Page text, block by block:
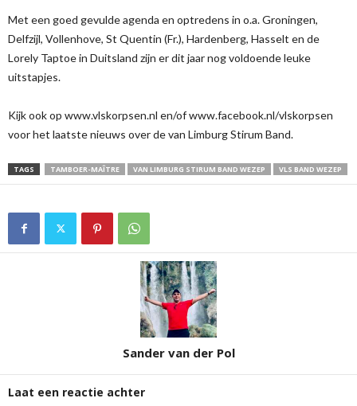
Met een goed gevulde agenda en optredens in o.a. Groningen,
Delfzijl, Vollenhove, St Quentin (Fr.), Hardenberg, Hasselt en de
Lorely Taptoe in Duitsland zijn er dit jaar nog voldoende leuke
uitstapjes.
Kijk ook op www.vlskorpsen.nl en/of www.facebook.nl/vlskorpsen
voor het laatste nieuws over de van Limburg Stirum Band.
TAGS TAMBOER-MAÎTRE VAN LIMBURG STIRUM BAND WEZEP VLS BAND WEZEP
Sander van der Pol
Laat een reactie achter